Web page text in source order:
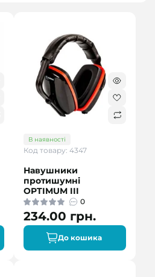
В наявності
Код товару: 4347
Навушники
протишумні
OPTIMUM III
0
234.00 грн.
До кошика